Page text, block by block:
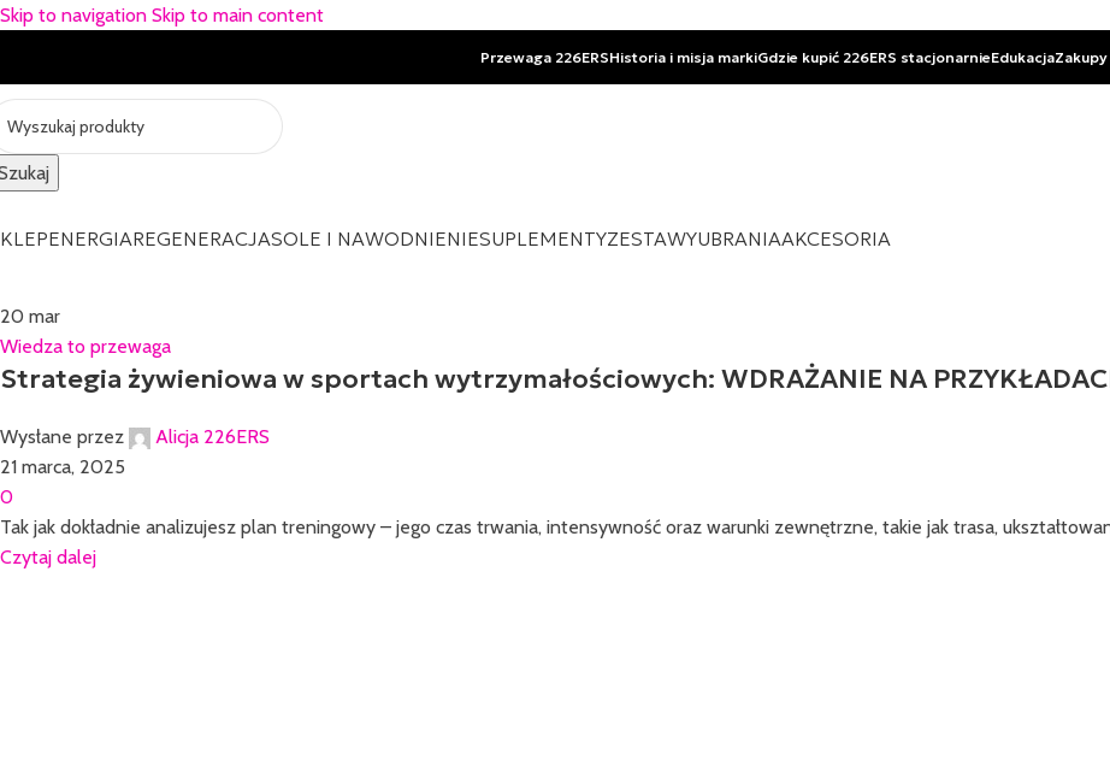
Skip to navigation Skip to main content
Przewaga 226ERSHistoria i misja markiGdzie kupić 226ERS stacjonarnieEdukacja
ENERGIAREGENERACJASOLE I NAWODNIENIESUPLEMENTYZESTAWYUBRANIAAKCESORIA
20 mar
Wiedza to przewaga
Strategia żywieniowa w sportach wytrzymałościowych: WDRAŻANIE NA
Wysłane przez
Alicja 226ERS
21 marca, 2025
0
Tak jak dokładnie analizujesz plan treningowy – jego czas trwania, intensywność oraz warunki zewnętrzne, takie jak trasa,
Czytaj dalej